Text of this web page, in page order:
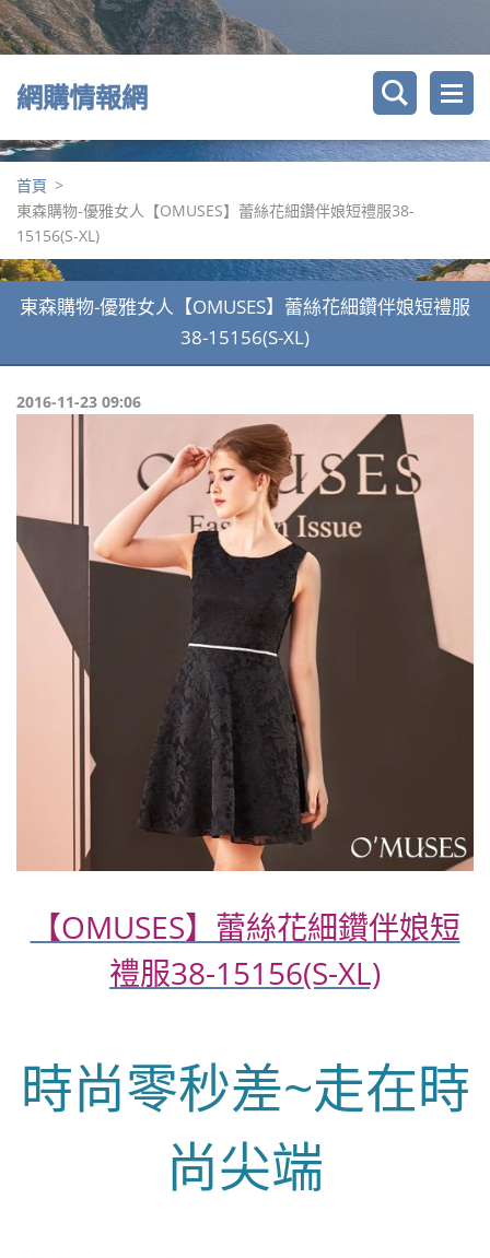
網購情報網
首頁 >
東森購物-優雅女人【OMUSES】蕾絲花細鑽伴娘短禮服38-
15156(S-XL)
東森購物-優雅女人【OMUSES】蕾絲花細鑽伴娘短禮服
38-15156(S-XL)
2016-11-23 09:06
【OMUSES】蕾絲花細鑽伴娘短
禮服38-15156(S-XL)
時尚零秒差~走在時
尚尖端